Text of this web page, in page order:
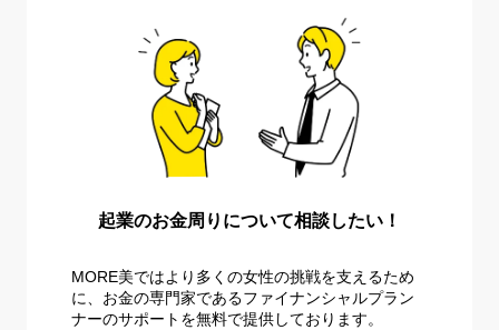
起業のお金周りについて相談したい！
MORE美ではより多くの女性の挑戦を支えるため
に、お金の専門家であるファイナンシャルプラン
ナーのサポートを無料で提供しております。